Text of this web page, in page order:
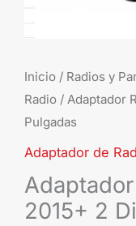
Inicio / Radios y
Radio / Adaptador
Pulgadas
Adaptador de
2015+ 2